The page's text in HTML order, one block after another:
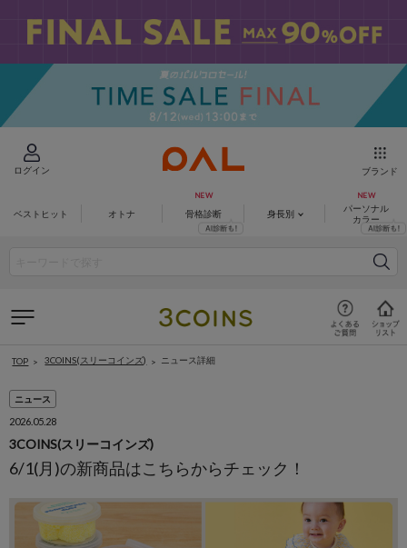
ログイン ブランド
ベストヒット オトナ 骨格診断 身長別
パーソナル
カラー
TOP 3COINS(スリーコインズ) ニュース詳細
ニュース
2026.05.28
3COINS(スリーコインズ)
6/1(月)の新商品はこちらからチェック！